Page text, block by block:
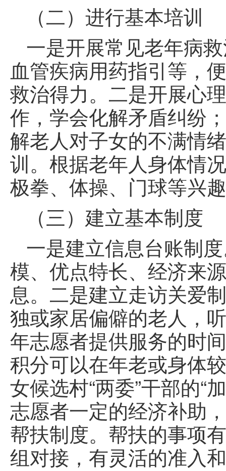
（二）进行基本培训
一是开展常见老年病
血管疾病用药指引等，
救治得力。二是开展心
作，学会化解矛盾纠纷
解老人对子女的不满情
训。根据老年人身体情
极拳、体操、门球等兴
（三）建立基本制度
一是建立信息台账制
模、优点特长、经济来
息。二是建立走访关爱
独或家居偏僻的老人，
年志愿者提供服务的时
积分可以在年老或身体
女候选村“两委”干部的“
志愿者一定的经济补助
帮扶制度。帮扶的事项
组对接，有灵活的准入